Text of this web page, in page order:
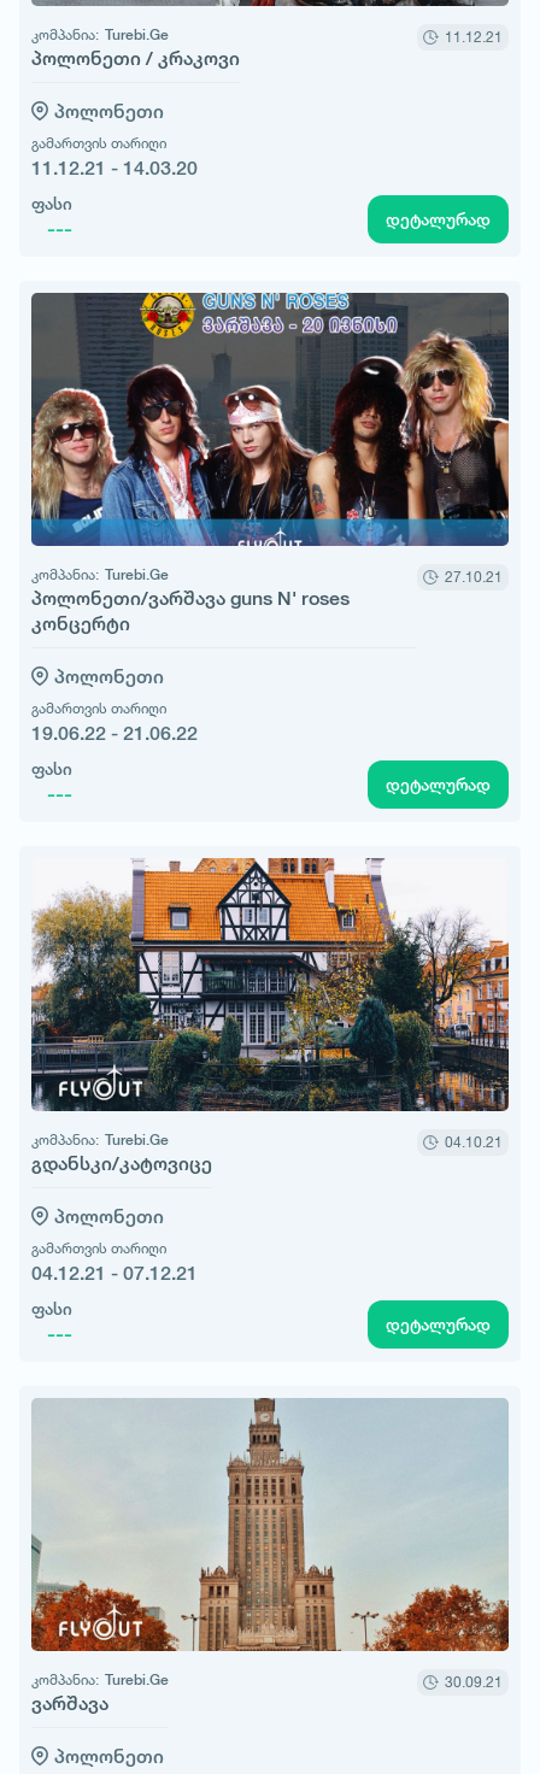
კომპანია: Turebi.Ge
პოლონეთი / კრაკოვი
11.12.21
პოლონეთი
გამართვის თარიღი
11.12.21 - 14.03.20
ფასი
--- დეტალურად
კომპანია: Turebi.Ge
პოლონეთი/ვარშავა guns N' roses
კონცერტი
27.10.21
პოლონეთი
გამართვის თარიღი
19.06.22 - 21.06.22
ფასი
--- დეტალურად
კომპანია: Turebi.Ge
გდანსკი/კატოვიცე
04.10.21
პოლონეთი
გამართვის თარიღი
04.12.21 - 07.12.21
ფასი
--- დეტალურად
კომპანია: Turebi.Ge
ვარშავა
30.09.21
პოლონეთი